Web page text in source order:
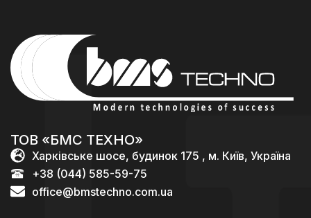
ТОВ «БМС ТЕХНО»
Харківське шосе, будинок 175 , м. Київ, Україна
+38 (044) 585-59-75
office@bmstechno.com.ua